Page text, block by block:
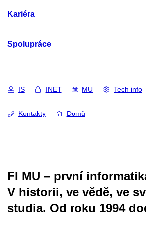
Kariéra
Spolupráce
IS INET MU Tech info
Kontakty Domů
FI MU – první
V historii, ve vědě, ve
studia. Od roku 1994